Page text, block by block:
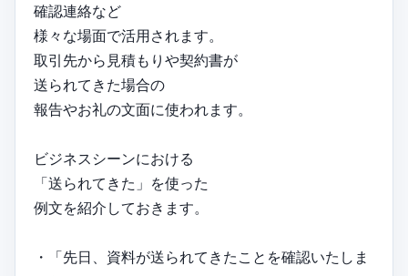
確認連絡など
様々な場面で活用されます。
取引先から見積もりや契約書が
送られてきた場合の
報告やお礼の文面に使われます。
ビジネスシーンにおける
「送られてきた」を使った
例文を紹介しておきます。
・「先日、資料が送られてきたことを確認いたしま